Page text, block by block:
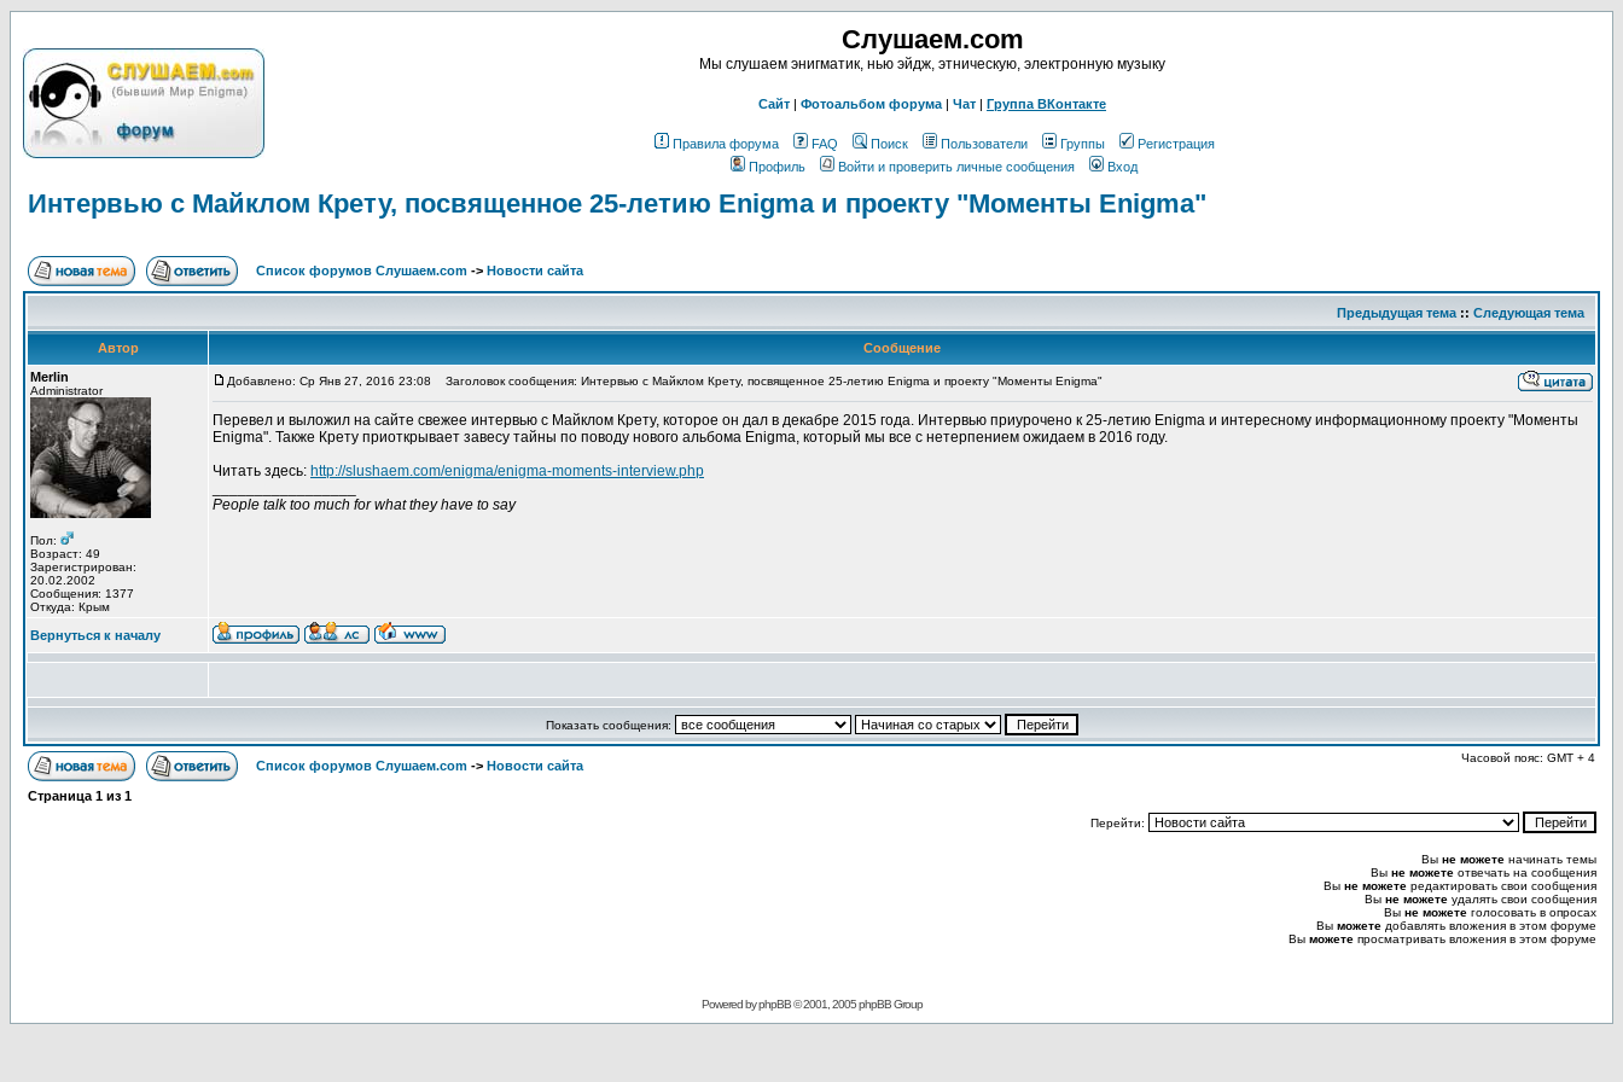
Слушаем.com
Мы слушаем энигматик, нью эйдж, этническую, электронную музыку
Сайт | Фотоальбом форума | Чат | Группа ВКонтакте
Правила форума FAQ Поиск Пользователи Группы
Регистрация
Профиль
Войти и проверить личные сообщения Вход
Интервью с Майклом Крету, посвященное 25-летию Enigma и проекту "Моменты Enigma"
Список форумов Слушаем.com -> Новости сайта
Предыдущая тема :: Следующая тема
Автор
Сообщение
Merlin
Administrator
Пол:
Возраст: 49
Зарегистрирован:
20.02.2002
Сообщения: 1377
Откуда: Крым
Добавлено: Ср Янв 27, 2016 23:08 Заголовок сообщения: Интервью с Майклом Крету, посвященное 25-летию Enigma и проекту "Моменты Enigma"
Перевел и выложил на сайте свежее интервью с Майклом Крету, которое он дал в декабре 2015 года. Интервью приурочено к 25-летию Enigma и интересному информационному проекту "Моменты
Enigma". Также Крету приоткрывает завесу тайны по поводу нового альбома Enigma, который мы все с нетерпением ожидаем в 2016 году.
Читать здесь: http://slushaem.com/enigma/enigma-moments-interview.php
People talk too much for what they have to say
Вернуться к началу
Показать сообщения:
Список форумов Слушаем.com -> Новости сайта
Часовой пояс: GMT + 4
Страница 1 из 1
Перейти:
Вы не можете начинать темы
Вы не можете отвечать на сообщения
Вы не можете редактировать свои сообщения
Вы не можете удалять свои сообщения
Вы не можете голосовать в опросах
Вы можете добавлять вложения в этом форуме
Вы можете просматривать вложения в этом форуме
Powered by phpBB © 2001, 2005 phpBB Group